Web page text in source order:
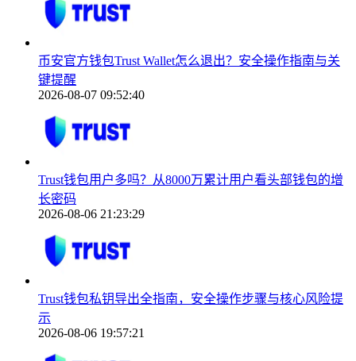
币安官方钱包Trust Wallet怎么退出？安全操作指南与关
键提醒
2026-08-07 09:52:40
Trust钱包用户多吗？从8000万累计用户看头部钱包的增
长密码
2026-08-06 21:23:29
Trust钱包私钥导出全指南，安全操作步骤与核心风险提
示
2026-08-06 19:57:21